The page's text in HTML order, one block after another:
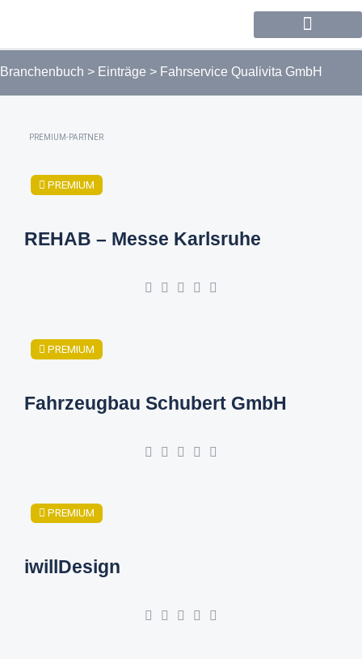
Branchenbuch > Einträge > Fahrservice Qualivita GmbH
PREMIUM-PARTNER
PREMIUM
REHAB – Messe Karlsruhe
PREMIUM
Fahrzeugbau Schubert GmbH
PREMIUM
iwillDesign